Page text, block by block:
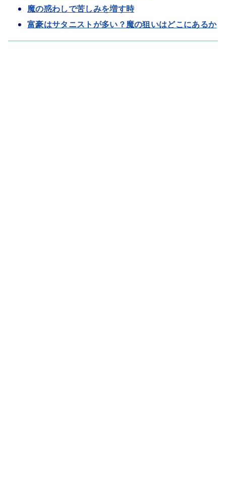
魔の惑わしで苦しみを増す時
富豪はサタニストが多い？魔の狙いはどこにあるか